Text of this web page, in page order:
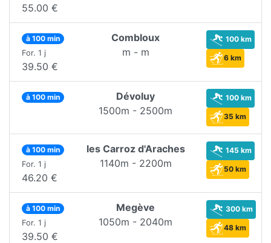
55.00 €
à 100 min
For. 1 j
39.50 €
Combloux
m - m
100 km
6 km
à 100 min
Dévoluy
1500m - 2500m
100 km
35 km
à 100 min
For. 1 j
46.20 €
les Carroz d'Araches
1140m - 2200m
145 km
50 km
à 100 min
For. 1 j
39.50 €
Megève
1050m - 2040m
300 km
48 km